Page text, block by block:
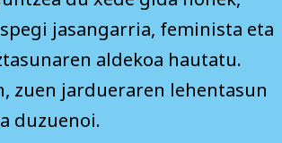
jasangarria, feminista eta
aldekoa hautatu.
zuen jardueraren lehentasun
duzuenoi.